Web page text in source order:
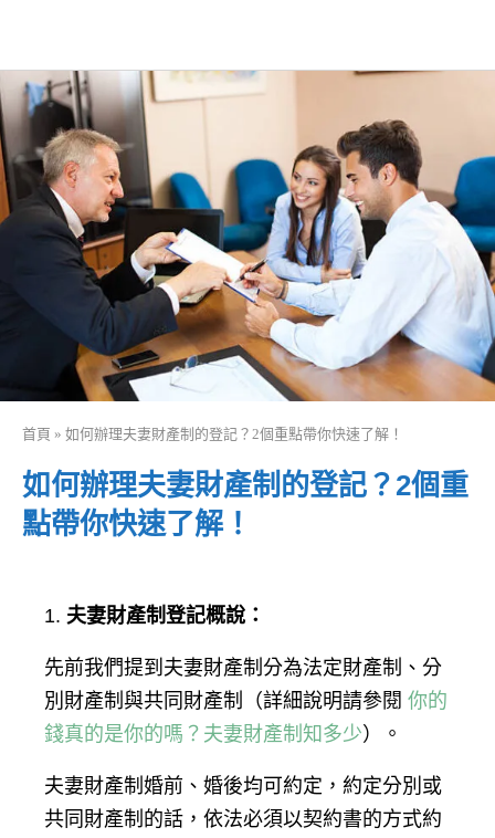
首頁 » 如何辦理夫妻財產制的登記？2個重點帶你快速了解！
如何辦理夫妻財產制的登記？2個重
點帶你快速了解！
1. 夫妻財產制登記概說：
先前我們提到夫妻財產制分為法定財產制、分
別財產制與共同財產制（詳細說明請參閱 你的
錢真的是你的嗎？夫妻財產制知多少）。
夫妻財產制婚前、婚後均可約定，約定分別或
共同財產制的話，依法必須以契約書的方式約